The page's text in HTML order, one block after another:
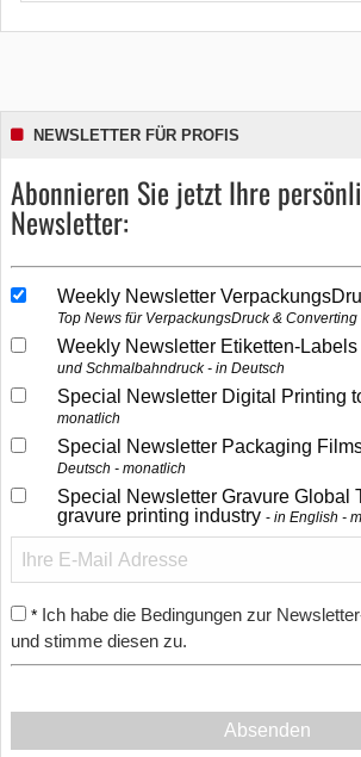
NEWSLETTER FÜR PROFIS
Abonnieren Sie jetzt Ihre
Newsletter:
Weekly Newsletter
Top News für VerpackungsDruck & Converting
Weekly Newsletter Etiketten-Labels
und Schmalbahndruck - in Deutsch
Special Newsletter Digital Printing
monatlich
Special Newsletter Packaging
Deutsch - monatlich
Special Newsletter Gravure Global
gravure printing industry
in English -
* Ich habe die Bedingungen zur
und stimme diesen zu.
Absenden